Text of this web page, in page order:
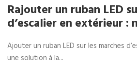
Rajouter un ruban LED
d’escalier en extérieur :
Ajouter un ruban LED sur les marches
une solution à la...